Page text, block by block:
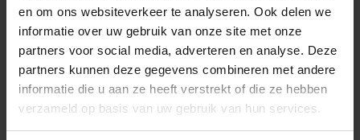
en om ons websiteverkeer te analyseren. Ook delen we
informatie over uw gebruik van onze site met onze
partners voor social media, adverteren en analyse. Deze
partners kunnen deze gegevens combineren met andere
informatie die u aan ze heeft verstrekt of die ze hebben
verzameld op basis van uw gebruik van hun services.
Crystal Nails
Crystal Nails Xtreme
Fusion Acrylgel – Thinner
40ml
Crystal Nails Xtreme Fusion
AcrylGel Clear 30 gr -
TPO/HEMA vrij